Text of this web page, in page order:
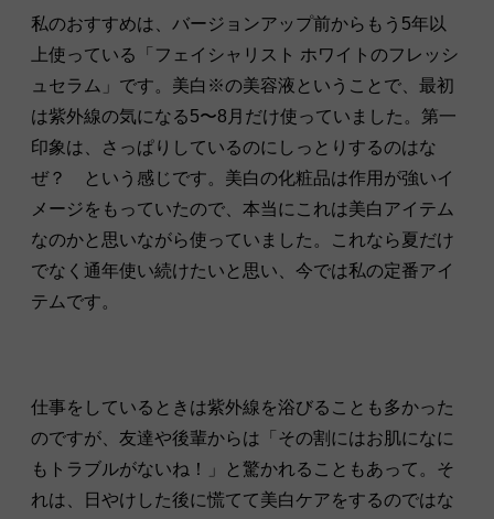
私のおすすめは、バージョンアップ前からもう5年以
上使っている「フェイシャリスト ホワイトのフレッシ
ュセラム」です。美白※の美容液ということで、最初
は紫外線の気になる5〜8月だけ使っていました。第一
印象は、さっぱりしているのにしっとりするのはな
ぜ？ という感じです。美白の化粧品は作用が強いイ
メージをもっていたので、本当にこれは美白アイテム
なのかと思いながら使っていました。これなら夏だけ
でなく通年使い続けたいと思い、今では私の定番アイ
テムです。
仕事をしているときは紫外線を浴びることも多かった
のですが、友達や後輩からは「その割にはお肌になに
もトラブルがないね！」と驚かれることもあって。そ
れは、
日やけした後に慌てて美白ケアをするのではな